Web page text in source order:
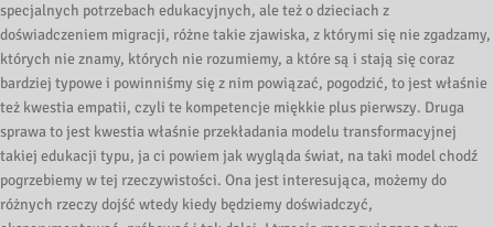
specjalnych potrzebach edukacyjnych, ale też o dzieciach z
doświadczeniem migracji, różne takie zjawiska, z którymi się nie zgadzamy,
których nie znamy, których nie rozumiemy, a które są i stają się coraz
bardziej typowe i powinniśmy się z nim powiązać, pogodzić, to jest właśnie
też kwestia empatii, czyli te kompetencje miękkie plus pierwszy. Druga
sprawa to jest kwestia właśnie przekładania modelu transformacyjnej
takiej edukacji typu, ja ci powiem jak wygląda świat, na taki model chodź
pogrzebiemy w tej rzeczywistości. Ona jest interesująca, możemy do
różnych rzeczy dojść wtedy kiedy będziemy doświadczyć,